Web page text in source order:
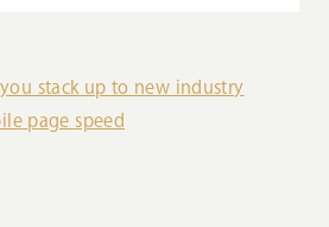
stack up to new industry
page speed